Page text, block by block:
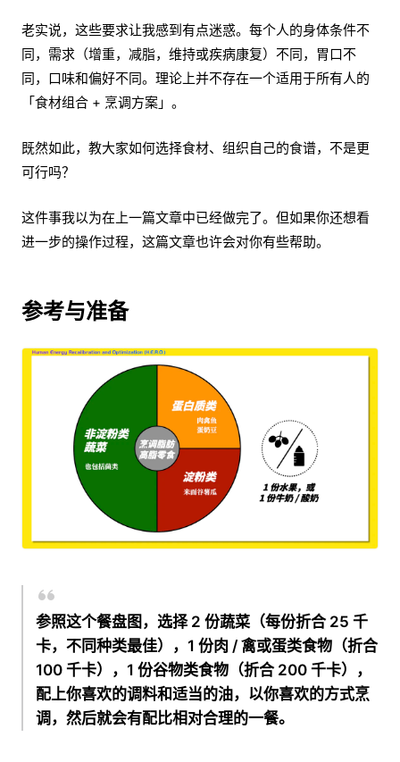
老实说，这些要求让我感到有点迷惑。每个人的身体条件不
同，需求（增重，减脂，维持或疾病康复）不同，胃口不
同，口味和偏好不同。理论上并不存在一个适用于所有人的
「食材组合 + 烹调方案」。
既然如此，教大家如何选择食材、组织自己的食谱，不是更
可行吗？
这件事我以为在上一篇文章中已经做完了。但如果你还想看
进一步的操作过程，这篇文章也许会对你有些帮助。
参考与准备
参照这个餐盘图，选择 2 份蔬菜（每份折合 25 千
卡，不同种类最佳），1 份肉 / 禽或蛋类食物（折合
100 千卡），1 份谷物类食物（折合 200 千卡），
配上你喜欢的调料和适当的油，以你喜欢的方式烹
调，然后就会有配比相对合理的一餐。